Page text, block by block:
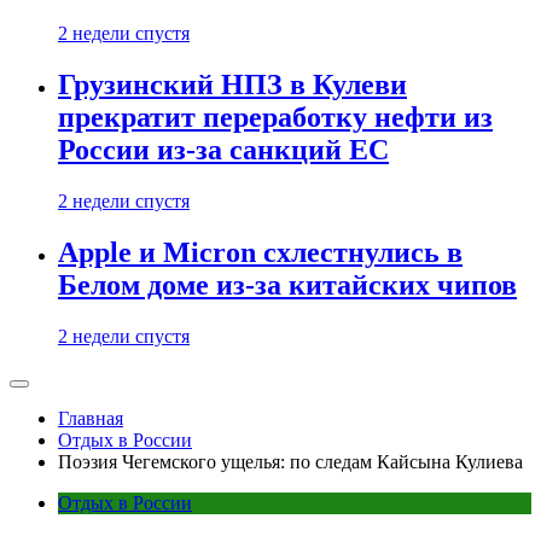
2 недели спустя
Грузинский НПЗ в Кулеви
прекратит переработку нефти из
России из-за санкций ЕС
2 недели спустя
Apple и Micron схлестнулись в
Белом доме из-за китайских чипов
2 недели спустя
Главная
Отдых в России
Поэзия Чегемского ущелья: по следам Кайсына Кулиева
Отдых в России